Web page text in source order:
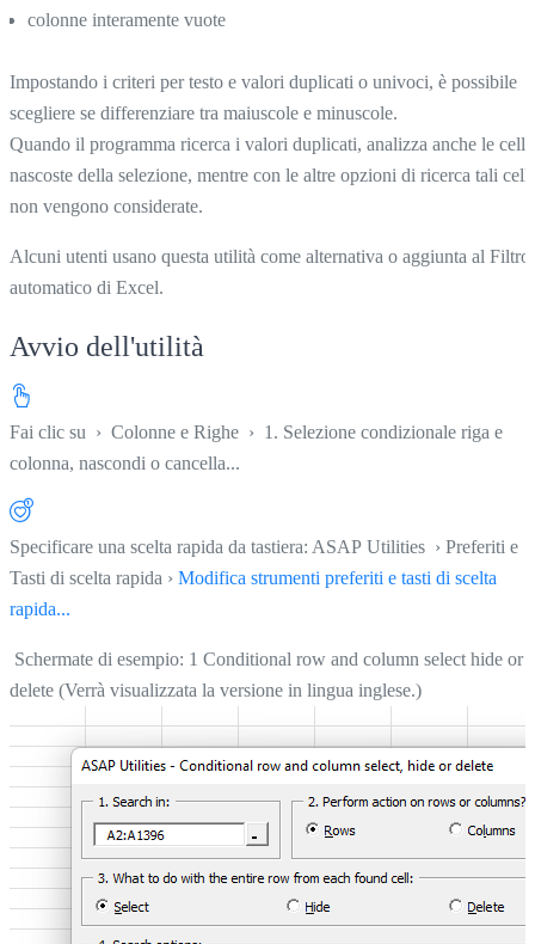
colonne interamente vuote
Impostando i criteri per testo e valori duplicati o univoci, è possibile
scegliere se differenziare tra maiuscole e minuscole.
Quando il programma ricerca i valori duplicati, analizza anche le celle
nascoste della selezione, mentre con le altre opzioni di ricerca tali
non vengono considerate.
Alcuni utenti usano questa utilità come alternativa o aggiunta al Filtro
automatico di Excel.
Avvio dell'utilità
Fai clic su › Colonne e Righe › 1. Selezione condizionale riga e
colonna, nascondi o cancella...
Specificare una scelta rapida da tastiera: ASAP Utilities › Preferiti e
Tasti di scelta rapida › Modifica strumenti preferiti e tasti di scelta
rapida...
Schermate di esempio: 1 Conditional row and column select hide or
delete (Verrà visualizzata la versione in lingua inglese.)